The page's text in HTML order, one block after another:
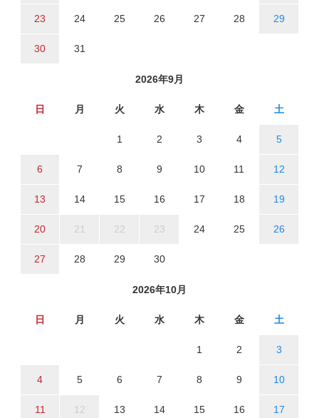
23 24 25 26 27 28 29
30 31
2026年9月
日 月 火 水 木 金 土
1 2 3 4 5
6 7 8 9 10 11 12
13 14 15 16 17 18 19
20 21 22 23 24 25 26
27 28 29 30
2026年10月
日 月 火 水 木 金 土
1 2 3
4 5 6 7 8 9 10
11 12 13 14 15 16 17